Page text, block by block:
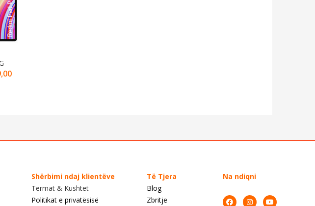
Shërbimi ndaj klientëve
Termat & Kushtet
Politikat e privatësisë
Të Tjera
Blog
Zbritje
Na ndiqni